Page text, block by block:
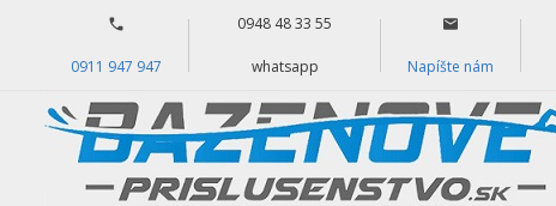
0911 947 947
0948 48 33 55
whatsapp Napíšte nám